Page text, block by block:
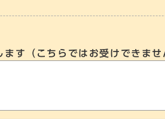
ます（こちらではお受けできま